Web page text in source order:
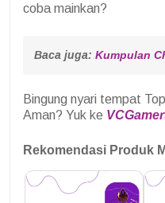
coba mainkan?
Baca juga: Kumpulan
Bingung nyari tempat
Aman? Yuk ke
Rekomendasi Produk